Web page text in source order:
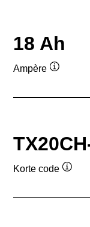
18 Ah
Ampère
de
Korte code
de